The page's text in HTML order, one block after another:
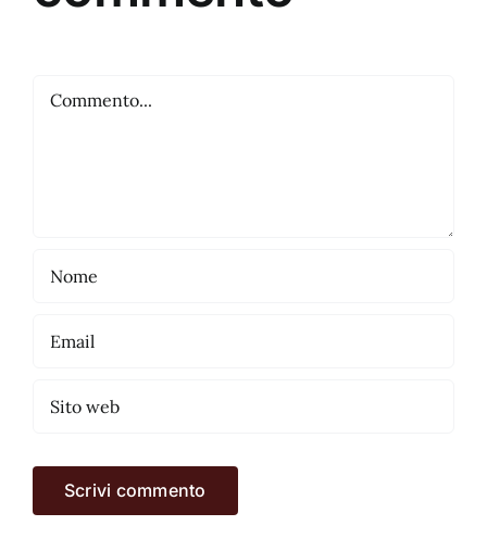
Commento